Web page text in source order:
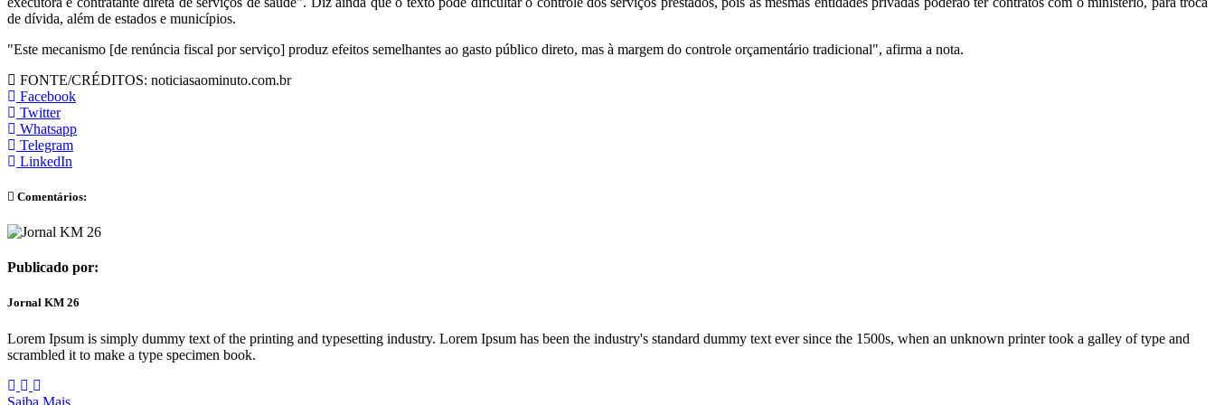
de dívida, além de estados e municípios.
"Este mecanismo [de renúncia fiscal por serviço] produz efeitos semelhantes ao gasto público direto, mas à margem do controle orçamentário tradicional", afirma a nota.
FONTE/CRÉDITOS: noticiasaominuto.com.br
Facebook
Twitter
Whatsapp
Telegram
LinkedIn
Comentários:
Publicado por:
Jornal KM 26
Lorem Ipsum is simply dummy text of the printing and typesetting industry. Lorem Ipsum has been the industry's standard dummy text ever since the 1500s, when an unknown printer took a galley of type and
scrambled it to make a type specimen book.
Saiba Mais